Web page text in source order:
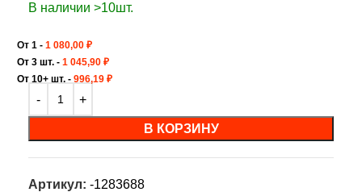
В наличии >10шт.
От 1 - 1 080,00 ₽
От 3 шт. - 1 045,90 ₽
От 10+ шт. - 996,19 ₽
В КОРЗИНУ
Артикул: -1283688